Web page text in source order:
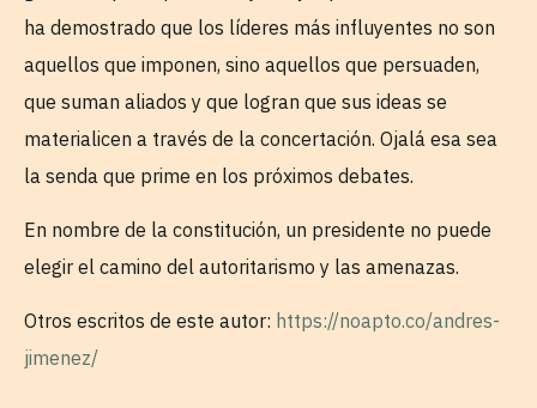
ha demostrado que los líderes más influyentes no son
aquellos que imponen, sino aquellos que persuaden,
que suman aliados y que logran que sus ideas se
materialicen a través de la concertación. Ojalá esa sea
la senda que prime en los próximos debates.
En nombre de la constitución, un presidente no puede
elegir el camino del autoritarismo y las amenazas.
Otros escritos de este autor: https://noapto.co/andres-
jimenez/